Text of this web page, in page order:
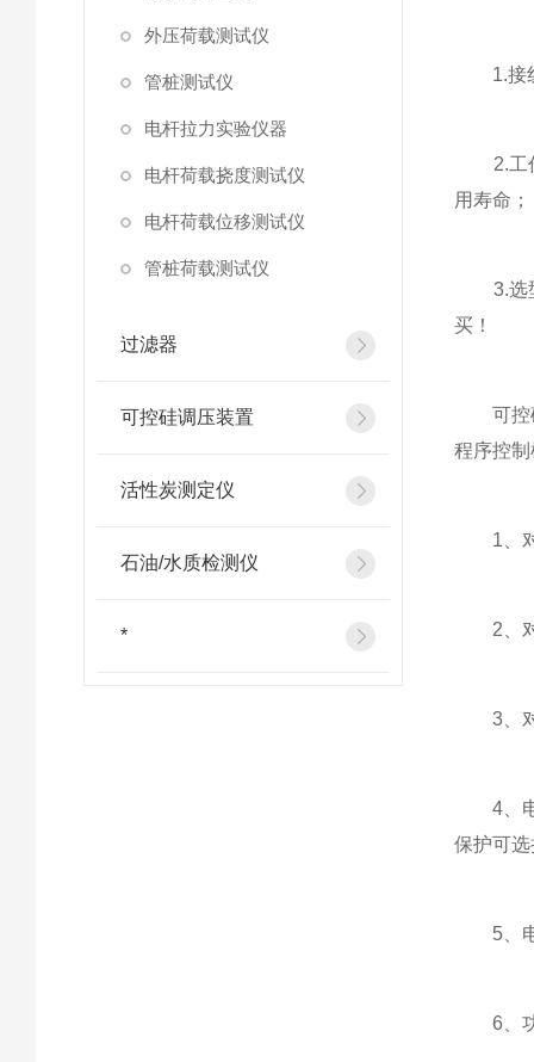
外压荷载测试仪
管桩测试仪
电杆拉力实验仪器
电杆荷载挠度测试仪
电杆荷载位移测试仪
管桩荷载测试仪
过滤器
可控硅调压装置
活性炭测定仪
石油/水质检测仪
*
1.接线
2.工作
用寿命；
3.选型
买！
可控硅
程序控
1、对
2、对
3、对
4、电
保护可
5、电
6、功